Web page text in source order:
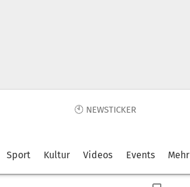
🕙 NEWSTICKER
Sport Kultur Videos Events Mehr